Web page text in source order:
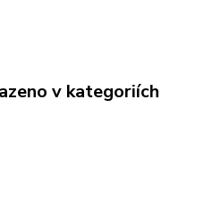
v kategoriích